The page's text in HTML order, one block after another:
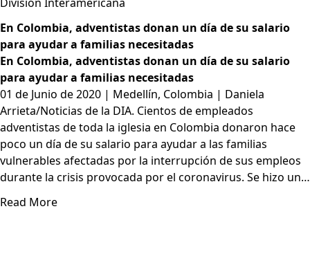
En Colombia, adventistas donan un día de su salario
para ayudar a familias necesitadas
En Colombia, adventistas donan un día de su salario
para ayudar a familias necesitadas
01 de Junio de 2020 | Medellín, Colombia | Daniela
Arrieta/Noticias de la DIA. Cientos de empleados
adventistas de toda la iglesia en Colombia donaron hace
poco un día de su salario para ayudar a las familias
vulnerables afectadas por la interrupción de sus empleos
durante la crisis provocada por el coronavirus. Se hizo un…
Read More